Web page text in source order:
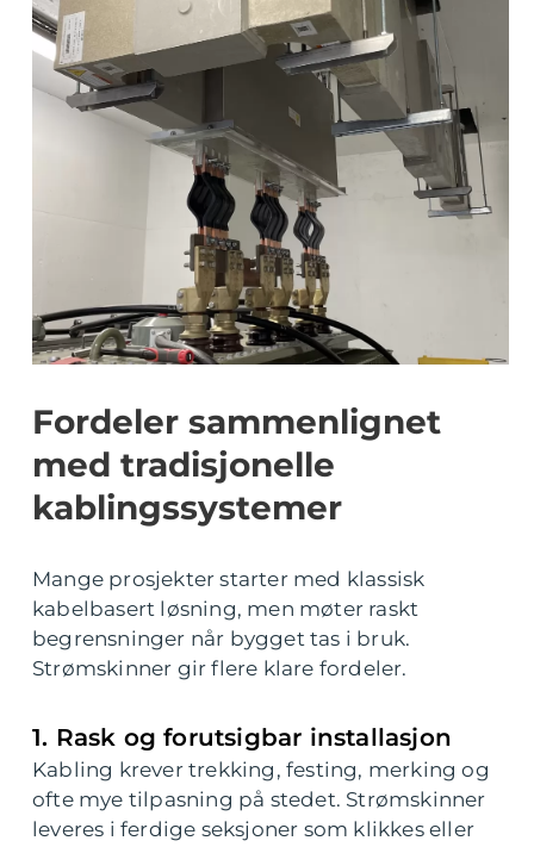
Fordeler sammenlignet
med tradisjonelle
kablingssystemer
Mange prosjekter starter med klassisk
kabelbasert løsning, men møter raskt
begrensninger når bygget tas i bruk.
Strømskinner gir flere klare fordeler.
1. Rask og forutsigbar installasjon
Kabling krever trekking, festing, merking og
ofte mye tilpasning på stedet. Strømskinner
leveres i ferdige seksjoner som klikkes eller